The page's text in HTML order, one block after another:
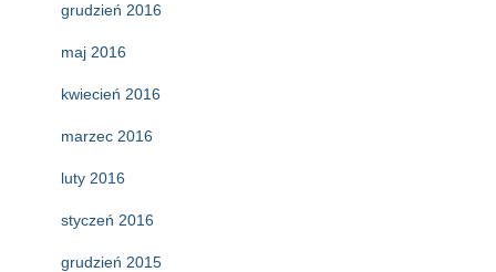
grudzień 2016
maj 2016
kwiecień 2016
marzec 2016
luty 2016
styczeń 2016
grudzień 2015